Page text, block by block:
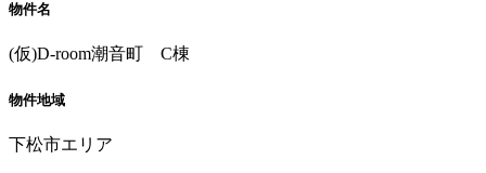
物件名
(仮)D-room潮音町 C棟
物件地域
下松市エリア